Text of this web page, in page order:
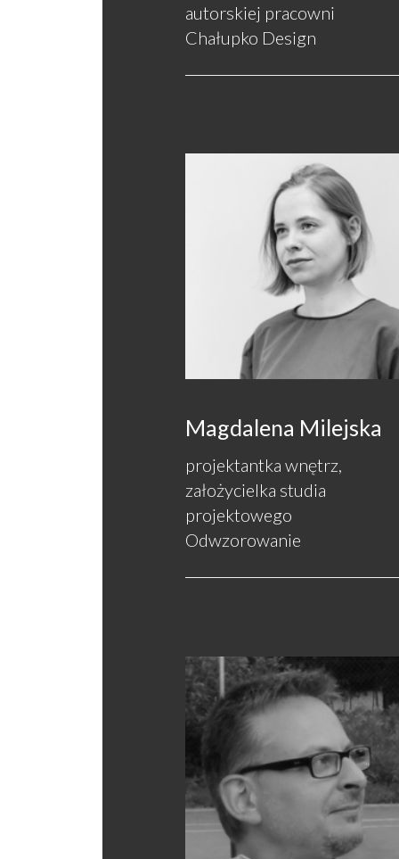
autorskiej pracowni
Chałupko Design
Magdalena Milejska
projektantka wnętrz,
założycielka studia
projektowego
Odwzorowanie